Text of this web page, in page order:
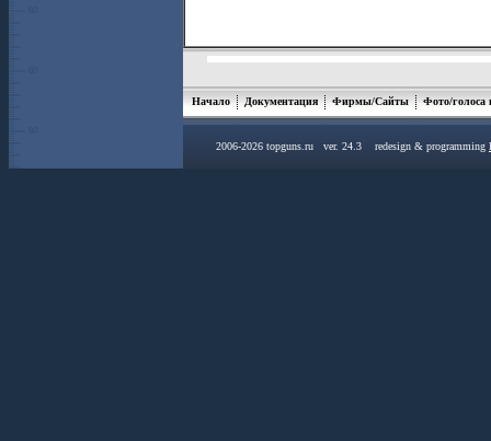
Начало Документация Фирмы/Сайты Фото/голоса
2006-2026 topguns.ru ver. 24.3 redesign & programming